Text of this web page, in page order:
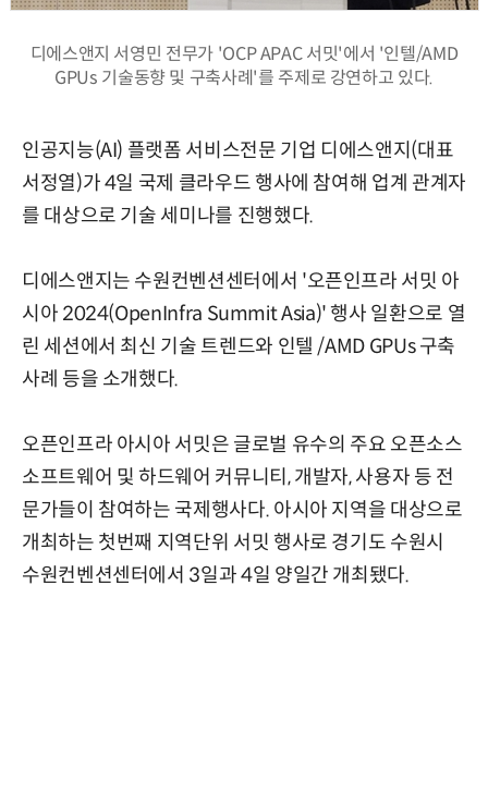
디에스앤지 서영민 전무가 'OCP APAC 서밋'에서 '인텔/AMD
GPUs 기술동향 및 구축사례'를 주제로 강연하고 있다.
인공지능(AI) 플랫폼 서비스전문 기업 디에스앤지(대표
서정열)가 4일 국제 클라우드 행사에 참여해 업계 관계자
를 대상으로 기술 세미나를 진행했다.
디에스앤지는 수원컨벤션센터에서 '오픈인프라 서밋 아
시아 2024(OpenInfra Summit Asia)' 행사 일환으로 열
린 세션에서 최신 기술 트렌드와 인텔 /AMD GPUs 구축
사례 등을 소개했다.
오픈인프라 아시아 서밋은 글로벌 유수의 주요 오픈소스
소프트웨어 및 하드웨어 커뮤니티, 개발자, 사용자 등 전
문가들이 참여하는 국제행사다. 아시아 지역을 대상으로
개최하는 첫번째 지역단위 서밋 행사로 경기도 수원시
수원컨벤션센터에서 3일과 4일 양일간 개최됐다.